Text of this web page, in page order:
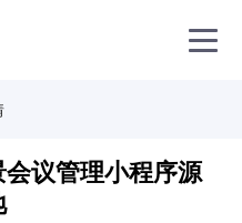
议管理小程序源